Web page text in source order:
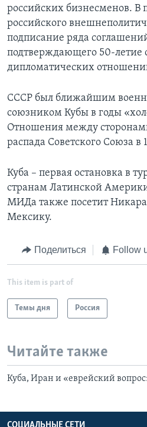
Языки
российских бизнесменов. В
российского
подписание ряда
подтверждающего 50-летие
дипломатических
СССР был ближайшим
союзником Кубы в годы
Отношения между
распада Советского Союза в
Куба – первая остановка в
странам Латинской
МИДа также посетит
Мексику.
Поделиться Follow
This item is part of
Темы дня Россия
Читайте также
Куба, Иран и «еврейский